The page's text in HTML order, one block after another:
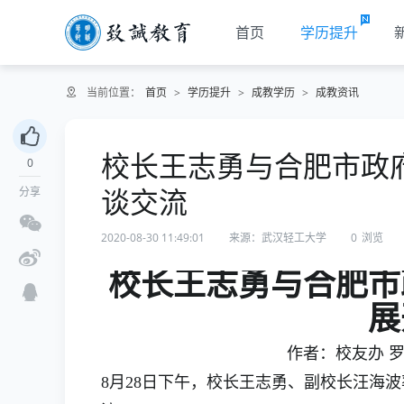
首页 学历提升
当前位置： 首页 > 学历提升 > 成教学历 > 成教资讯
0
分享
校长王志勇与合肥市
谈交流
2020-08-30 11:49:01 来源：武汉轻工大学 0 浏览
校长王志勇与合肥
作者：校友办
8月28日下午，校长王志勇、副校长汪海